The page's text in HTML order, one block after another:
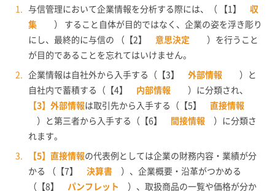
与信管理において企業情報を分析する際には、（ 【1】
収
集
） すること自体が目的ではなく、企業の姿を浮き彫り
にし、最終的に与信の （【2】
意思決定
）を行うこと
が目的であることを忘れてはいけません。
企業情報は自社外から入手する（【3】 外部情報
）と
自社内で蓄積する（【4】
内部情報
）に分類され、
【3】外部情報は取引先から入手する（【5】
直接情報
）と第三者から入手する（【6】
間接情報 ）に分類さ
れます。
【5】直接情報の代表例としては企業の財務内容・業績が分
かる （【7】
決算書 ）、企業概要・沿革がつかめる
（【8】
パンフレット ）、取扱商品の一覧や価格が分か